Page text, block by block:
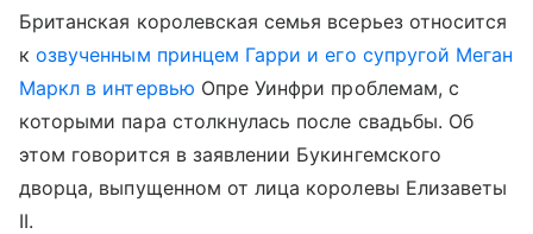
Британская королевская семья всерьез относится
козвученным принцем Гарри и его супругой Меган
Маркл в интервью Опре Уинфри проблемам, с
которыми пара столкнулась после свадьбы. Об
этом говорится в заявлении Букингемского
дворца, выпущенном от лица королевы Елизаветы
II.